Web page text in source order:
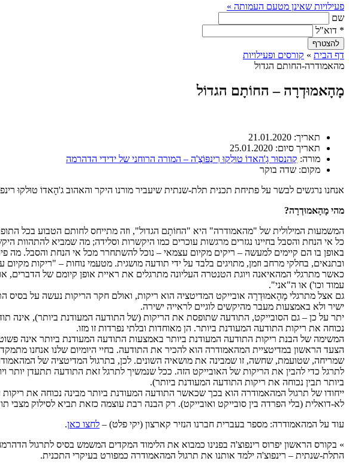
פעילויות שאינן מטעם העמותה »
שם
* דוא"ל
דף הבית » קורסים ופעילויות
מהאמודרה-החותם הגדול
מָהָאמוּדְרָה – החוֹתָם הגדוֹל
תאריך:
תאריך סיום:
מורה: קֶהנסוּר גָ'האדוֹ טוּלְקוּ רִינְפּוֹצֶ'ה – המורה הרוחני של ידידי הדהרמה
מקום: שדה בוקר
אנחנו נרגשים לבשר על פתיחת תכנית תלת-שנתית שיעביר מורנו היקר והאהוב ג'הָאדוֹ טוּלקוּ רינפוצ'ה בנושא מָהָאמוּדְרָה –
מהי מָהָאמוּדְרָה?
המשמעות המילולית של "מהאמודרה" היא "החוֹתָם הגדול", וזה מתייחס לחותם הטבוע בכל
כל אי הנחת והסבל בחיינו נגזרים מרגשות עוכרים כמו היקשרות וסלידה; מה שמביא להתהוות
באופן בו הם קיימים למעשה – ריקים מקיום עצמאי – נוכל להשתחרר מכל אי הנחת והסבל. מה
ובתנאים, בחלקי מרחב וזמן, מתויגים בלבד על ידי תודעה מושגית. מטעמי נוחות – "ריקות
כאשר מתרגלי המהאיאנה ויוגת הטנטרה העליונה מתרגלים את ראיית אופן קיומם של
עמוד וכו') או ה"אני".
גם אצל מתרגלי מָהָאמוּדְרָה אובייקט המדיטציה הוא ריקות, ואולם חקר הריקות נעשה על בסיס
ישיר ולא באמצעות מעבר מהיקשים לוגיים לראייה ישירה.
יתר על כן – גם הסובייקט, התודעה שתופסת את הריקות (של התודעה המעודנת ביותר), אינה
נכוחה את ריקות התודעה המעודנת ביותר. הן מאוחדות ובלתי נפרדות זו מזו.
המשימה של הבנת ריקות התודעה המעודנת ביותר באמצעות התודעה המעודנת ביותר אינה
הצעד הראשון במדיטציית המהאמודרה הוא להכיר את התודעה. בחיי היומיום שלנו אנחנו
שמריחה, שטועמת, שחשה, זו שמבינה את מושאיה השונים. לכן, בתרגול המדיטציה של
לתרגל כדי להבין את הריקות של האובייקט הזה. ככל שנמשיך לתרגל זאת התודעה תתעדן יותר
ביותר תבין נכוחה את ריקות התודעה המעודנת ביותר).
ייחודו של תרגול המהאמודרה הוא בכך שכאשר התודעה המעודנת ביותר מבינה נכוחה את
לא-דואלית (בלי הפרדה בין סובייקט ואובייקט). רק הבנה רבת עוצמה כזאת תביא לסילוק
עוד על המהאמודרה: מספר בעברית חברנו הנזיר קארצון (יקי פלט) – לחצו כאן.
» בקורס הראשון יפרוס רינפוצ'ה בפנינו כמבוא את הלימוד המקדים המשמש בסיס לתרגול
התלת-שנתית – רינפוצ'ה ילמד אותנו את תרגול המהאמודרה כמפורט בעיקרי התכנית.